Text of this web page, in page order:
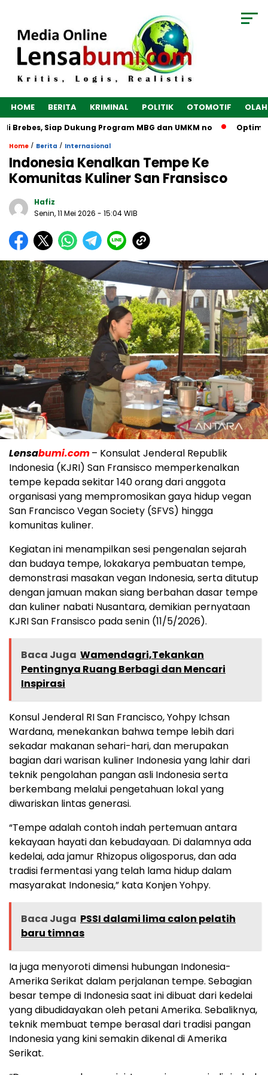
HOME BERITA KRIMINAL POLITIK OTOMOTIF
Siap Dukung Program MBG dan UMKM no
Home / Berita / Internasional
Indonesia Kenalkan Tempe Ke
Komunitas Kuliner San Fransisco
Hafiz
Senin, 11 Mei 2026 - 15:04 WIB
Lensabumi.com– Konsulat Jenderal Republik
Indonesia (KJRI) San Fransisco memperkenalkan
tempe kepada sekitar 140 orang dari anggota
organisasi yang mempromosikan gaya hidup vegan
San Francisco Vegan Society (SFVS) hingga
komunitas kuliner.
Kegiatan ini menampilkan sesi pengenalan sejarah
dan budaya tempe, lokakarya pembuatan tempe,
demonstrasi masakan vegan Indonesia, serta ditutup
dengan jamuan makan siang berbahan dasar tempe
dan kuliner nabati Nusantara, demikian pernyataan
KJRI San Fransisco pada senin (11/5/2026).
Baca Juga Wamendagri,Tekankan
Pentingnya Ruang Berbagi dan Mencari
Inspirasi
Konsul Jenderal RI San Francisco, Yohpy Ichsan
Wardana, menekankan bahwa tempe lebih dari
sekadar makanan sehari-hari, dan merupakan
bagian dari warisan kuliner Indonesia yang lahir dari
teknik pengolahan pangan asli Indonesia serta
berkembang melalui pengetahuan lokal yang
diwariskan lintas generasi.
“Tempe adalah contoh indah pertemuan antara
kekayaan hayati dan kebudayaan. Di dalamnya ada
kedelai, ada jamur Rhizopus oligosporus, dan ada
tradisi fermentasi yang telah lama hidup dalam
masyarakat Indonesia,” kata Konjen Yohpy.
Baca Juga PSSI dalami lima calon pelatih
baru timnas
Ia juga menyoroti dimensi hubungan Indonesia-
Amerika Serikat dalam perjalanan tempe. Sebagian
besar tempe di Indonesia saat ini dibuat dari kedelai
yang dibudidayakan oleh petani Amerika. Sebaliknya,
teknik membuat tempe berasal dari tradisi pangan
Indonesia yang kini semakin dikenal di Amerika
Serikat.